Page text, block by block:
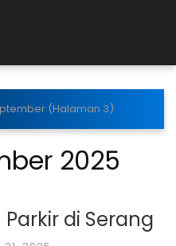
(Halaman 3)
2025
di Serang